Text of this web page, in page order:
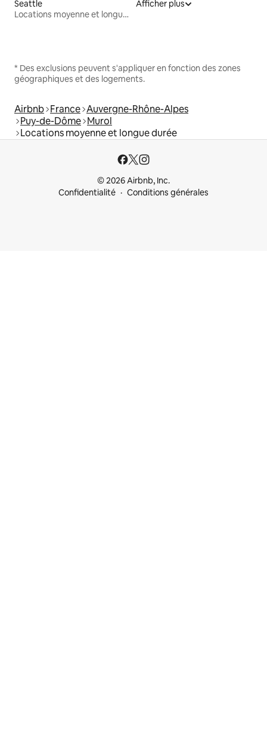
Seattle
Locations moyenne et longue durée
Afficher plus
* Des exclusions peuvent s'appliquer en fonction des zones
géographiques et des logements.
Airbnb France Auvergne-Rhône-Alpes
Puy-de-Dôme Murol
Locations moyenne et longue durée
© 2026 Airbnb, Inc.
Confidentialité
Conditions générales